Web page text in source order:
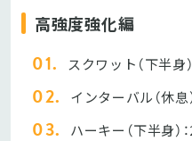
高強度強化編
スクワット（下半身
インターバル（休息
ハーキー（下半身）